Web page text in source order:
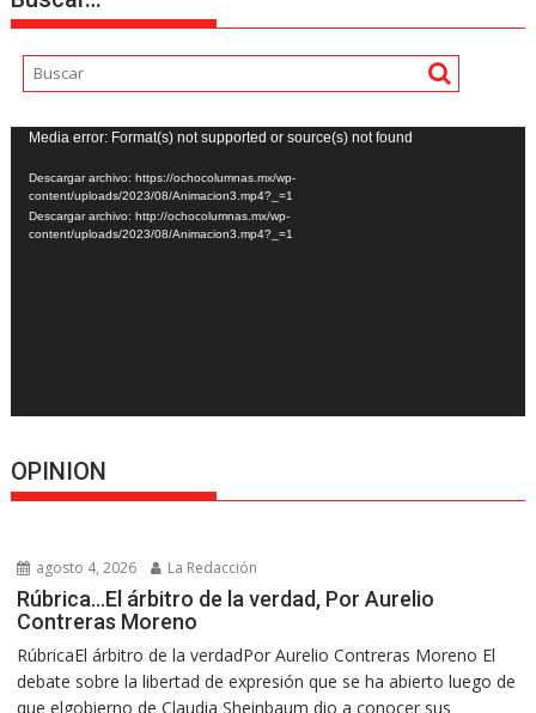
Reproductor
de
vídeo
Media error: Format(s) not supported or source(s) not found
Descargar archivo: https://ochocolumnas.mx/wp-
content/uploads/2023/08/Animacion3.mp4?_=1
Descargar archivo: http://ochocolumnas.mx/wp-
content/uploads/2023/08/Animacion3.mp4?_=1
OPINION
agosto 4, 2026 La Redacción
Rúbrica…El árbitro de la verdad, Por Aurelio
Contreras Moreno
RúbricaEl árbitro de la verdadPor Aurelio Contreras Moreno El
debate sobre la libertad de expresión que se ha abierto luego de
que elgobierno de Claudia Sheinbaum dio a conocer sus